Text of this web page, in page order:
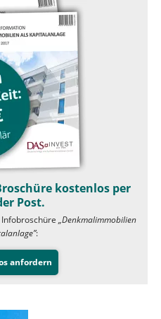
kostenlos per
Post.
„Denkmalimmobilien
:
anfordern